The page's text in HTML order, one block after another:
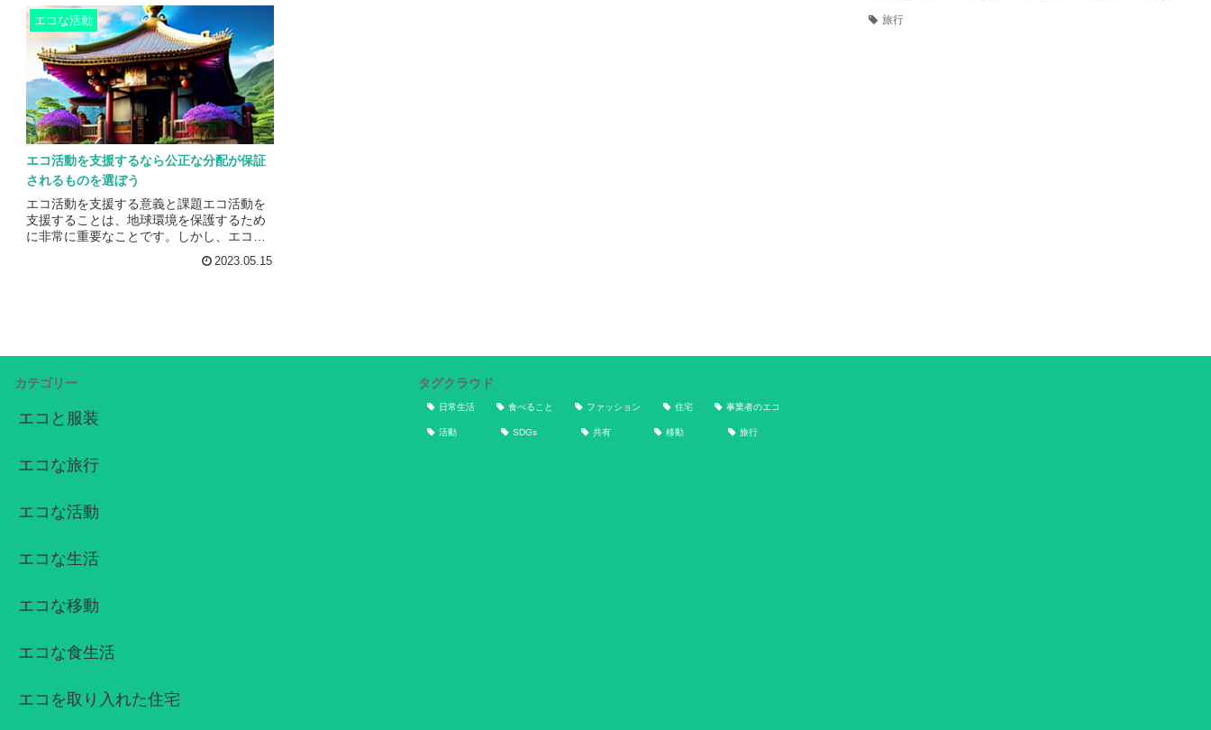
す。これらの取り組みは、自...
エコな活動
エコ活動を支援するなら公正な分配が保証
されるものを選ぼう
エコ活動を支援する意義と課題エコ活動を
支援することは、地球環境を保護するため
に非常に重要なことです。しかし、エコ活
分配されることが保証される必要がありま
かは不明です。エコ活動を支援するために
2023.05.15
旅行
カテゴリー
エコと服装
エコな旅行
エコな活動
エコな生活
エコな移動
エコな食生活
エコを取り入れた住宅
タグクラウド
日常生活 食べること ファッション 住宅 事業者のエコ
活動 SDGs 共有 移動 旅行